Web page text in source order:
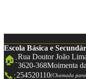
Escola Básica e
🏠:Rua Doutor João
3620-368Moimenta
📞:254520110(Chamada